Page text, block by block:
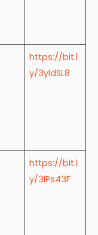
https://bit.l
y/3yldSL8
https://bit.l
y/3IPs43F